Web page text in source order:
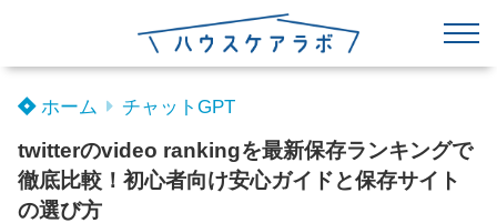
ホーム チャットGPT
twitterのvideo rankingを最新保存ランキングで
徹底比較！初心者向け安心ガイドと保存サイト
の選び方